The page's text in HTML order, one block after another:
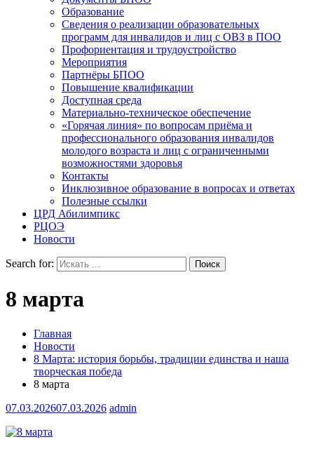
Образование
Сведения о реализации образовательных
программ для инвалидов и лиц с ОВЗ в ПОО
Профориентация и трудоустройство
Мероприятия
Партнёры БПОО
Повышение квалификации
Доступная среда
Материально-техническое обеспечение
«Горячая линия» по вопросам приёма и
профессионального образования инвалидов
молодого возраста и лиц с ограниченными
возможностями здоровья
Контакты
Инклюзивное образование в вопросах и ответах
Полезные ссылки
ЦРД Абилимпикс
РЦОЭ
Новости
Search for:
8 марта
Главная
Новости
8 Марта: история борьбы, традиции единства и наша
творческая победа
8 марта
07.03.202607.03.2026 admin